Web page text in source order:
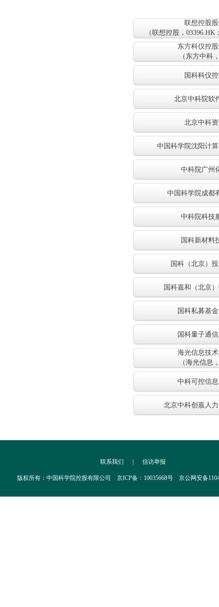
联想控股
（联想控股，
东方科仪控
（东方中科
国科科仪
北京中科院软
北京中科
中国科学院沈阳计
中科院广州
中国科学院成都
中科院科技
国科新材料
国科（北京）
国科嘉和（北京
国科私募基
国科量子通
海光信息技
（海光信息
中科可控信
北京中科创嘉人
联系我们 信访举报
版权所有：中国科学院控股有限公司 京ICP备：10035668号 京公网安备